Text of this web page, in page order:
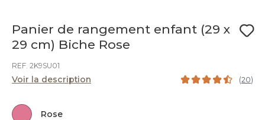
Panier de rangement enfant (29 x
29 cm) Biche Rose
REF. 2K9SU01
Voir la description (20)
Rose